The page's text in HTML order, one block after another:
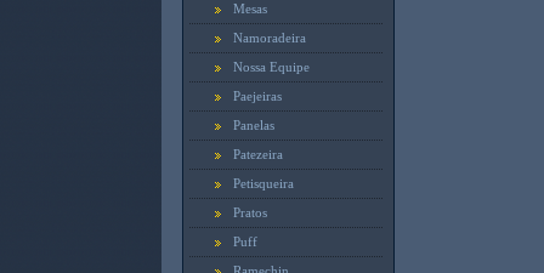
Mesas
Namoradeira
Nossa Equipe
Paejeiras
Panelas
Patezeira
Petisqueira
Pratos
Puff